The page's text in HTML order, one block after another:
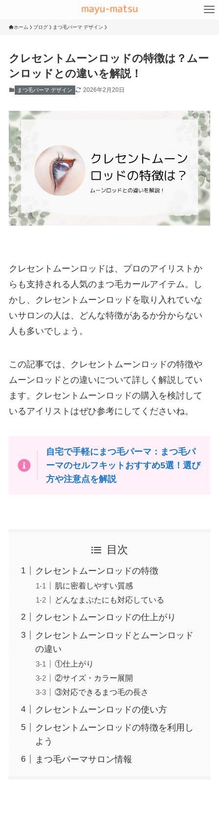
ホーム ブログ まつ毛パーマ デザイン
クレセントムーンロッドの特徴は？ムー
ンロッドとの違いを解説！
まつ毛パーマ デザイン 2026年2月20日
クレセントムーンロッドは、プロのアイリストか
らも支持される人気のまつ毛カールアイテム。し
かし、クレセントムーンロッドを取り入れていな
いサロンの人は、どんな特徴があるか分からない
人も多いでしょう。
この記事では、クレセントムーンロッドの特徴や
ムーンロッドとの違いについて詳しく解説してい
ます。クレセントムーンロッドの購入を検討して
いるアイリストはぜひ参考にしてくださいね。
自宅で手軽にまつ毛パーマ：まつ毛パ
ーマのセルフキットおすすめ5選！選び
方や注意点を解説
目次
クレセントムーンロッドの特徴
肌に密着しやすい質感
どんなまぶたにも対応している
クレセントムーンロッドの仕上がり
クレセントムーンロッドとムーンロッド
の違い
①仕上がり
②サイズ・カラー展開
③対応できるまつ毛の長さ
クレセントムーンロッドの使い方
クレセントムーンロッドの特徴を利用し
よう
まつ毛パーマサロン情報